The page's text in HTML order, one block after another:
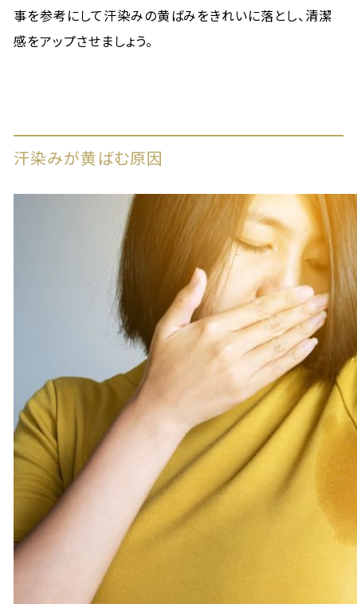
事を参考にして汗染みの黄ばみをきれいに落とし、清潔
感をアップさせましょう。
汗染みが黄ばむ原因